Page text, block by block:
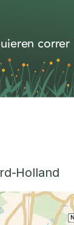
Holland